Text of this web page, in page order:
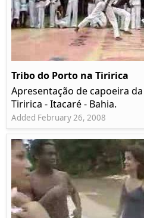
Tribo do Porto na Tiririca
Apresentação de capoeira
Tiririca - Itacaré - Bahia.
Added February 26, 2008